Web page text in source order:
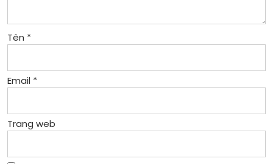
Tên *
Email *
Trang web